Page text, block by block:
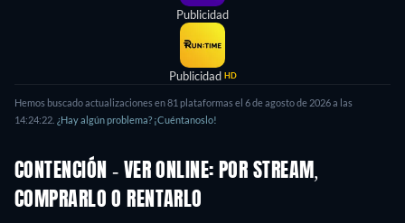
Publicidad
Publicidad HD
Hemos buscado actualizaciones en 81 plataformas el 6 de agosto de 2026 a las
14:24:22. ¿Hay algún problema? ¡Cuéntanoslo!
CONTENCIÓN - VER ONLINE: POR STREAM,
COMPRARLO O RENTARLO